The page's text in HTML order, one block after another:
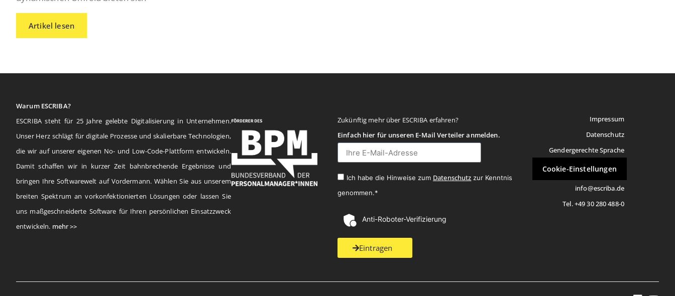
Artikel lesen
Warum ESCRIBA?
ESCRIBA steht für 25 Jahre gelebte Digitalisierung in Unternehmen.
Unser Herz schlägt für digitale Prozesse und skalierbare Technologien,
die wir auf unserer eigenen No- und Low-Code-Plattform entwickeln.
Damit schaffen wir in kurzer Zeit bahnbrechende Ergebnisse und
bringen Ihre Softwarewelt auf Vordermann. Wählen Sie aus unserem
breiten Spektrum an vorkonfektionierten Lösungen oder lassen Sie
uns maßgeschneiderte Software für Ihren persönlichen Einsatzzweck
entwickeln. mehr >>
Zukünftig mehr über ESCRIBA erfahren?
Einfach hier für unseren E-Mail Verteiler anmelden.
Ich habe die Hinweise zum Datenschutz zur Kenntnis
genommen.*
Anti-Roboter-Verifizierung
Eintragen
Impressum
Datenschutz
Gendergerechte Sprache
Cookie-Einstellungen
info@escriba.de
Tel. +49 30 280 488-0